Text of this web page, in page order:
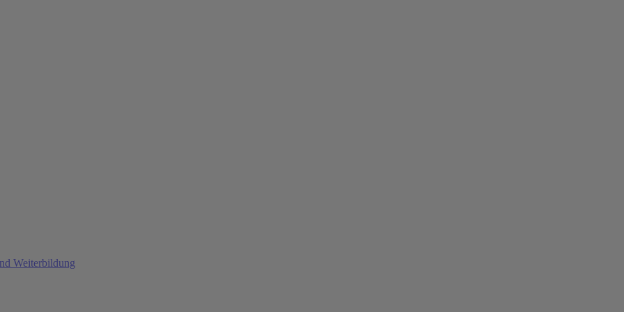
Weiterbildung